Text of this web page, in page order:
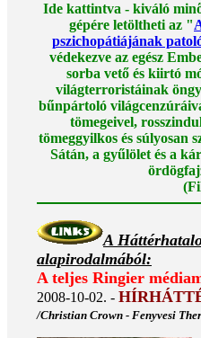
Ide kattintva - kiváló
gépére letöltheti az "
pszichopátiájának
védekezve az egész
sorba vető és kiirtó
világterroristáinak
bűnpártoló
tömegeivel,
tömeggyilkos és súlyosan
Sátán, a gyűlölet és a
A
alapirodalmából:
A teljes Ringier
2008-10-02. -
/Christian Crown - Fenyvesi